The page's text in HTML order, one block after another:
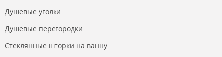
Душевые уголки
Душевые перегородки
Стеклянные шторки на ванну